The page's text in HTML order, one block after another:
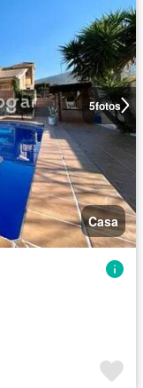
5fotos
Casa